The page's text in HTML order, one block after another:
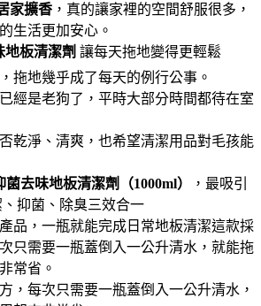
家擴香 ，真的讓家裡的空間舒服很多，
生活更加安心。
地板清潔劑 讓每天拖地變得更輕鬆
拖地幾乎成了每天的例行公事。
經是老狗了，平時大部分時間都待在室
乾淨、清爽，也希望清潔用品對毛孩能
菌去味地板清潔劑（1000ml）
，最吸引
抑菌、除臭三效合一
品，一瓶就能完成日常地板清潔這款採
只需要一瓶蓋倒入一公升清水，就能拖
常省。
，每次只需要一瓶蓋倒入一公升清水，